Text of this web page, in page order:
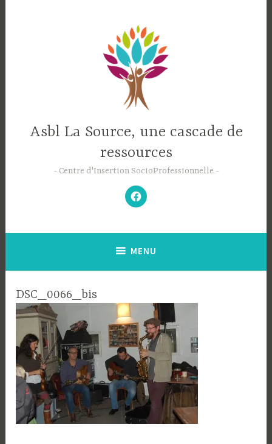
Asbl La Source, une cascade de
ressources
Centre d'Insertion SocioProfessionnelle
–
N’hésitez
pas
à
;-)
MENU
DSC_0066_bis